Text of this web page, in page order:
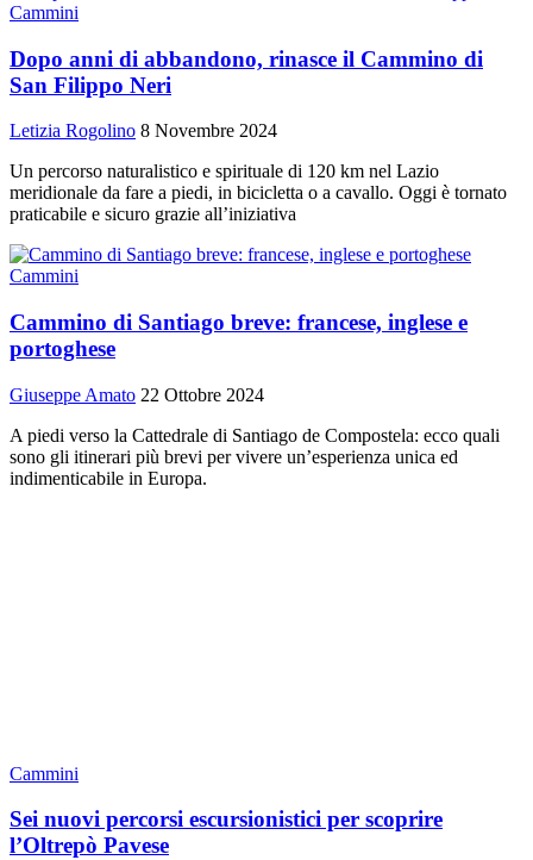
Cammini
Dopo anni di abbandono, rinasce il Cammino di
San Filippo Neri
Letizia Rogolino 8 Novembre 2024
Un percorso naturalistico e spirituale di 120 km nel Lazio
meridionale da fare a piedi, in bicicletta o a cavallo. Oggi è tornato
praticabile e sicuro grazie all’iniziativa
Cammini
Cammino di Santiago breve: francese, inglese e
portoghese
Giuseppe Amato 22 Ottobre 2024
A piedi verso la Cattedrale di Santiago de Compostela: ecco quali
sono gli itinerari più brevi per vivere un’esperienza unica ed
indimenticabile in Europa.
Cammini
Sei nuovi percorsi escursionistici per scoprire
l’Oltrepò Pavese